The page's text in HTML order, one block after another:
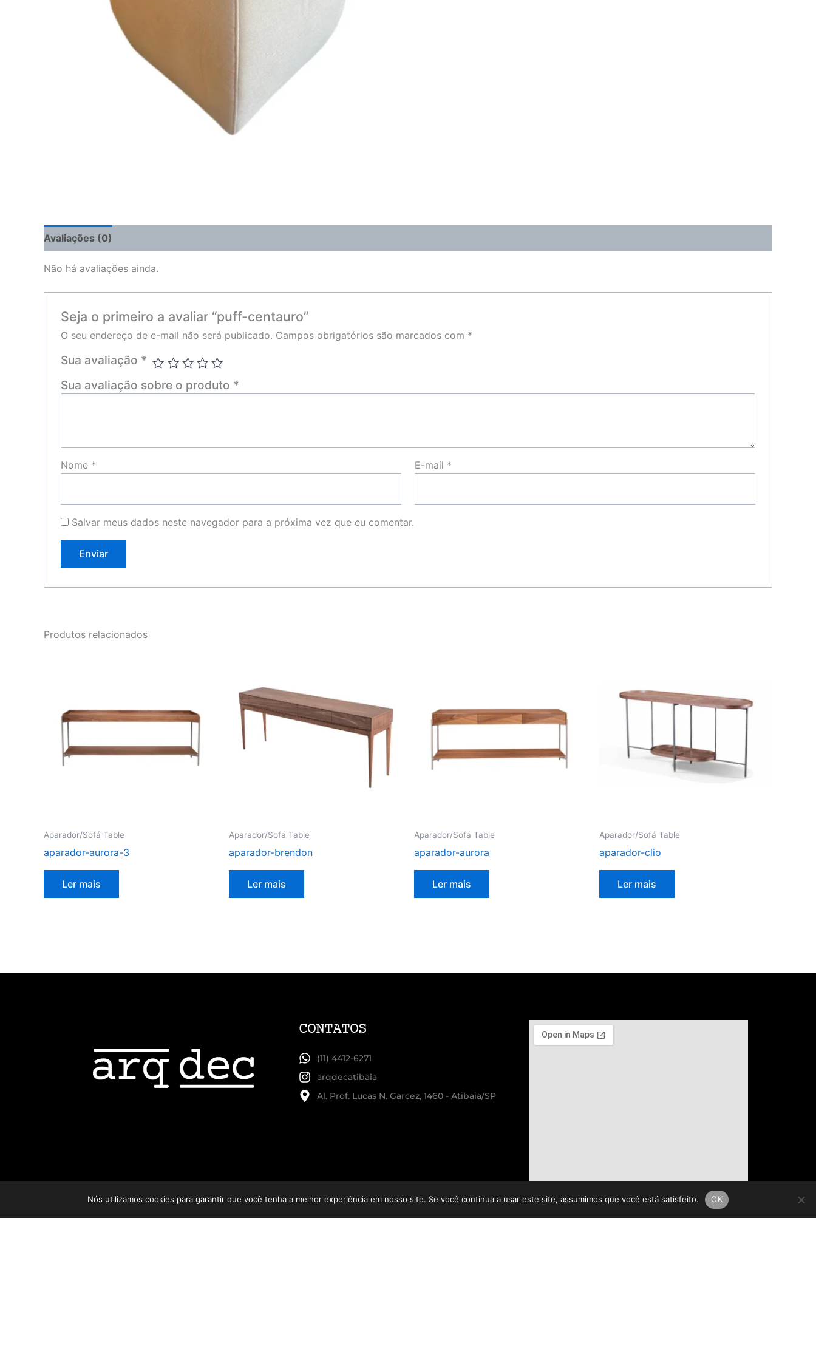
Avaliações (0)
Não há avaliações ainda.
Seja o primeiro a avaliar “puff-centauro”
O seu endereço de e-mail não será publicado. Campos obrigatórios são marcados com *
Sua avaliação *
Sua avaliação sobre o produto *
Nome * E-mail *
Salvar meus dados neste navegador para a próxima vez que eu comentar.
Produtos relacionados
Aparador/Sofá Table
aparador-aurora-3
Ler mais
Aparador/Sofá Table
aparador-brendon
Ler mais
Aparador/Sofá Table
aparador-aurora
Ler mais
Aparador/Sofá Table
aparador-clio
Ler mais
CONTATOS
(11) 4412-6271
arqdecatibaia
Al. Prof. Lucas N. Garcez, 1460 - Atibaia/SP
Nós utilizamos cookies para garantir que você tenha a melhor experiência em nosso site. Se você continua a usar este site, assumimos que você está satisfeito. OK